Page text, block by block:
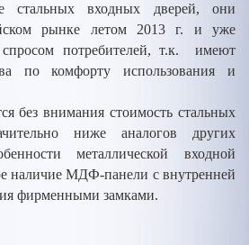
стальных входных дверей, они
рынке летом 2013 г. и уже
потребителей, т.к. имеют
по комфорту использования и
без внимания стоимость стальных
ниже аналогов других
металлической входной
наличие МДФ-панели с внутренней
фирменными замками.